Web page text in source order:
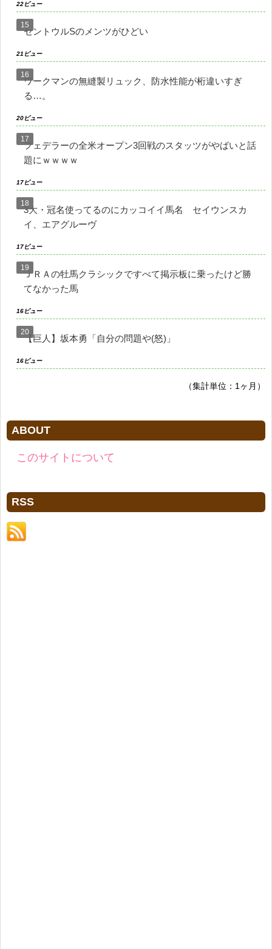
22ビュー
セントウルSのメンツがひどい
21ビュー
ワークマンの無縫製リュック、防水性能が桁違いすぎ
る…。
20ビュー
フェデラーの全米オープン3回戦のスタッツがやばいと話
題にｗｗｗｗ
17ビュー
3大・冠名使ってるのにカッコイイ馬名 セイウンスカ
イ、エアグルーヴ
17ビュー
ＪＲＡの牡馬クラシックですべて掲示板に乗ったけど勝
てなかった馬
16ビュー
【巨人】坂本勇「自分の問題や(怒)」
16ビュー
（集計単位：1ヶ月）
ABOUT
このサイトについて
RSS